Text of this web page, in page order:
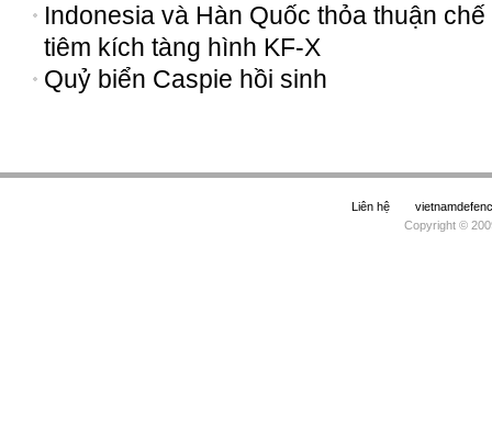
Indonesia và Hàn Quốc thỏa thuận chế
tiêm kích tàng hình KF-X
Quỷ biển Caspie hồi sinh
Liên hệ
Copyright ©